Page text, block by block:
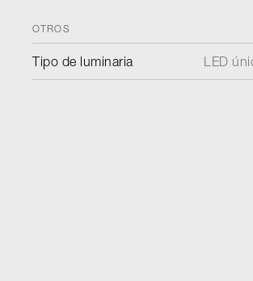
OTROS
Tipo de luminaria LED